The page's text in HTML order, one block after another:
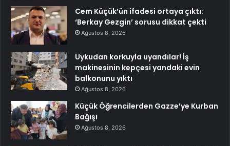
Cem Küçük’ün ifadesi ortaya çıktı:
‘Berkay Gezgin’ sorusu dikkat çekti
Ağustos 8, 2026
Uykudan korkuyla uyandılar! İş
makinesinin kepçesi yandaki evin
balkonunu yıktı
Ağustos 8, 2026
Küçük Öğrencilerden Gazze’ye Kurban
Bağışı
Ağustos 8, 2026